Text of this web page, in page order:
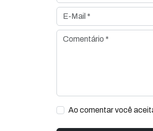
E-Mail *
Comentário *
Ao comentar você